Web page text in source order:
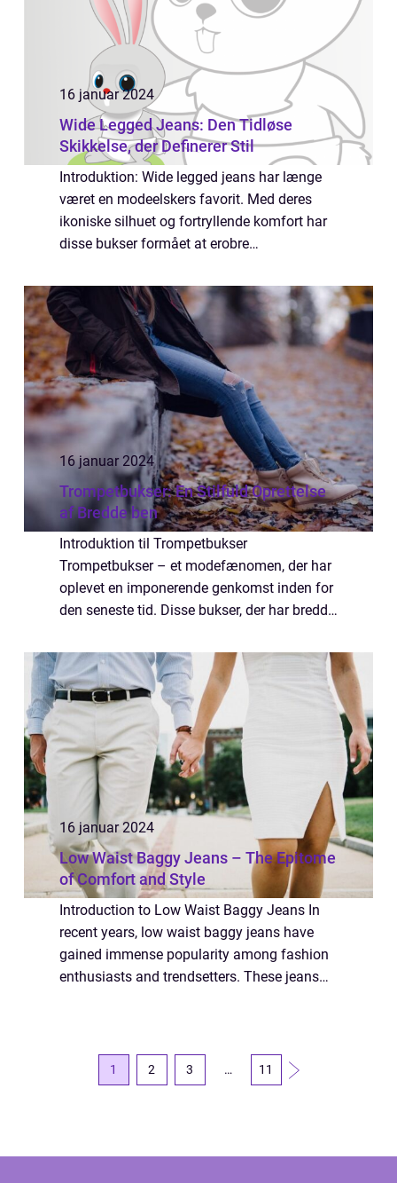
16 januar 2024
Wide Legged Jeans: Den Tidløse
Skikkelse, der Definerer Stil
Introduktion: Wide legged jeans har længe
været en modeelskers favorit. Med deres
ikoniske silhuet og fortryllende komfort har
disse bukser formået at erobre
deres beskedne begyndelse som en
arbejdsmandsuniform ...
16 januar 2024
Trompetbukser: En Stilfuld Oprettelse
af Bredde ben
Introduktion til Trompetbukser
Trompetbukser – et modefænomen, der har
oplevet en imponerende genkomst inden for
den seneste tid. Disse bukser, der har bredde
er blevet en favorit blandt fashionistaer...
16 januar 2024
Low Waist Baggy Jeans – The Epitome
of Comfort and Style
Introduction to Low Waist Baggy Jeans In
recent years, low waist baggy jeans have
gained immense popularity among fashion
enthusiasts and trendsetters. These jeans
1 2 3 … 11